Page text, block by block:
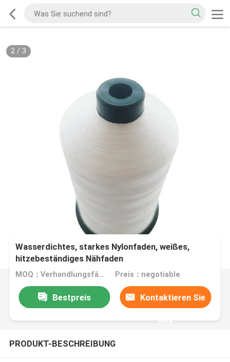
2/ 3
Wasserdichtes, starkes Nylonfaden, weißes,
hitzebeständiges Nähfaden
MOQ：Verhandlungsfähig Preis：negotiable
Bestpreis Kontaktieren Sie
uns
PRODUKT-BESCHREIBUNG